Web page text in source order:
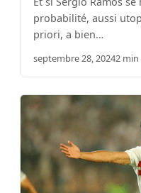
probabilité, aussi
priori, a bien…
septembre 28, 20242 min